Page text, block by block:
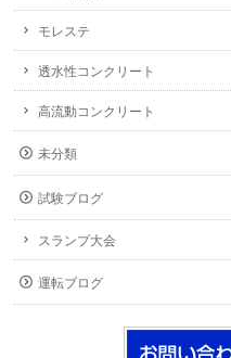
モレステ
透水性コンクリート
高流動コンクリート
未分類
試験ブログ
スランプ大会
運転ブログ